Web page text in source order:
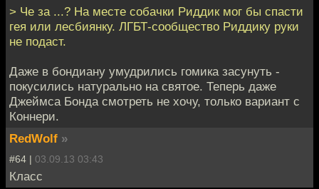
> Че за ...? На месте собачки Риддик мог бы спасти
гея или лесбиянку. ЛГБТ-сообщество Риддику руки
не подаст.
Даже в бондиану умудрились гомика засунуть -
покусились натурально на святое. Теперь даже
Джеймса Бонда смотреть не хочу, только вариант с
Коннери.
RedWolf »
#64 | 03.09.13 03:43
Класс